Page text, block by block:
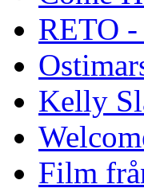
RETO -
Kelly
Film